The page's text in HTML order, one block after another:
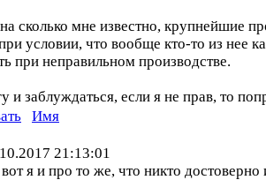
сколько мне известно, крупнейшие
условии, что вообще кто-то из нее
при неправильном производстве.
и заблуждаться, если я не прав, то
Имя
21:13:01
я и про то же, что никто достоверно